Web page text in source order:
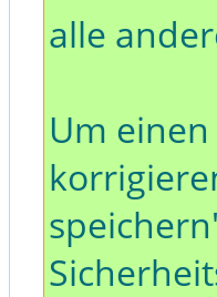
alle
Um